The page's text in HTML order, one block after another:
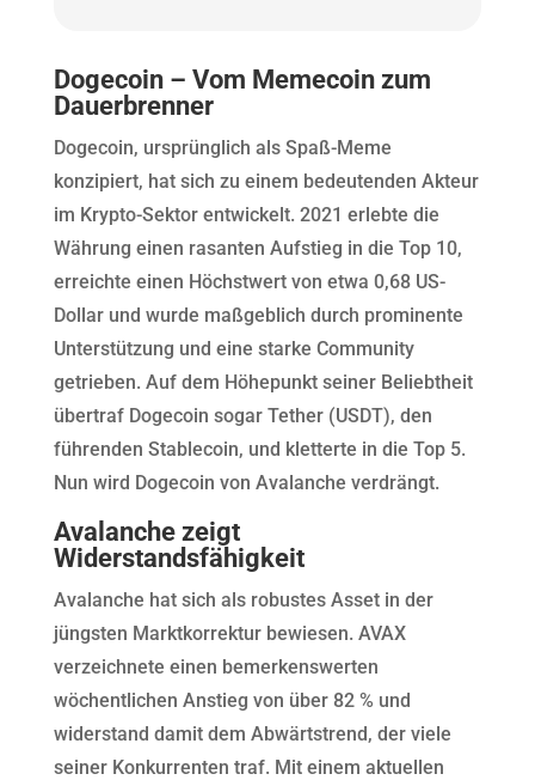
Dogecoin – Vom Memecoin zum
Dauerbrenner
Dogecoin, ursprünglich als Spaß-Meme
konzipiert, hat sich zu einem bedeutenden Akteur
im Krypto-Sektor entwickelt. 2021 erlebte die
Währung einen rasanten Aufstieg in die Top 10,
erreichte einen Höchstwert von etwa 0,68 US-
Dollar und wurde maßgeblich durch prominente
Unterstützung und eine starke Community
getrieben. Auf dem Höhepunkt seiner Beliebtheit
übertraf Dogecoin sogar Tether (USDT), den
führenden Stablecoin, und kletterte in die Top 5.
Nun wird Dogecoin von Avalanche verdrängt.
Avalanche zeigt
Widerstandsfähigkeit
Avalanche hat sich als robustes Asset in der
jüngsten Marktkorrektur bewiesen. AVAX
verzeichnete einen bemerkenswerten
wöchentlichen Anstieg von über 82 % und
widerstand damit dem Abwärtstrend, der viele
seiner Konkurrenten traf. Mit einem aktuellen